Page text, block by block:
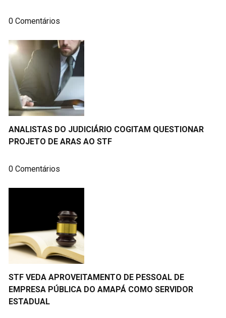
0 Comentários
ANALISTAS DO JUDICIÁRIO COGITAM QUESTIONAR
PROJETO DE ARAS AO STF
0 Comentários
STF VEDA APROVEITAMENTO DE PESSOAL DE
EMPRESA PÚBLICA DO AMAPÁ COMO SERVIDOR
ESTADUAL